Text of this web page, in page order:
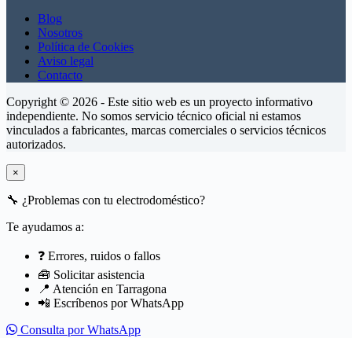
Blog
Nosotros
Política de Cookies
Aviso legal
Contacto
Copyright © 2026 - Este sitio web es un proyecto informativo
independiente. No somos servicio técnico oficial ni estamos
vinculados a fabricantes, marcas comerciales o servicios técnicos
autorizados.
×
🔧 ¿Problemas con tu electrodoméstico?
Te ayudamos a:
❓ Errores, ruidos o fallos
🧰 Solicitar asistencia
📍 Atención en Tarragona
📲 Escríbenos por WhatsApp
Consulta por WhatsApp